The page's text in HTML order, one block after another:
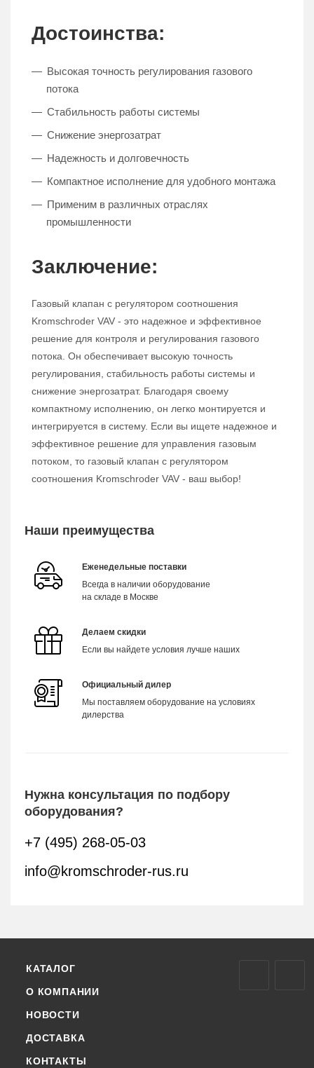
Достоинства:
Высокая точность регулирования газового
потока
Стабильность работы системы
Снижение энергозатрат
Надежность и долговечность
Компактное исполнение для удобного монтажа
Применим в различных отраслях
промышленности
Заключение:
Газовый клапан с регулятором соотношения
Kromschroder VAV - это надежное и эффективное
решение для контроля и регулирования газового
потока. Он обеспечивает высокую точность
регулирования, стабильность работы системы и
снижение энергозатрат. Благодаря своему
компактному исполнению, он легко монтируется и
интегрируется в систему. Если вы ищете надежное и
эффективное решение для управления газовым
потоком, то газовый клапан с регулятором
соотношения Kromschroder VAV - ваш выбор!
Наши преимущества
Еженедельные поставки
Всегда в наличии оборудование
на складе в Москве
Делаем скидки
Если вы найдете условия лучше наших
Официальный дилер
Мы поставляем оборудование на условиях
дилерства
Нужна консультация по подбору
оборудования?
+7 (495) 268-05-03
info@kromschroder-rus.ru
КАТАЛОГ
О КОМПАНИИ
НОВОСТИ
ДОСТАВКА
КОНТАКТЫ